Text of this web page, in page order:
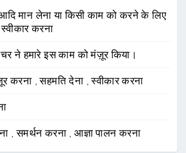
मान लेना या किसी काम को करने के लिए
करना
ने हमारे इस काम को मंज़ूर किया।
करना ,सहमति देना ,स्वीकार करना
,समर्थन करना ,आज्ञा पालन करना